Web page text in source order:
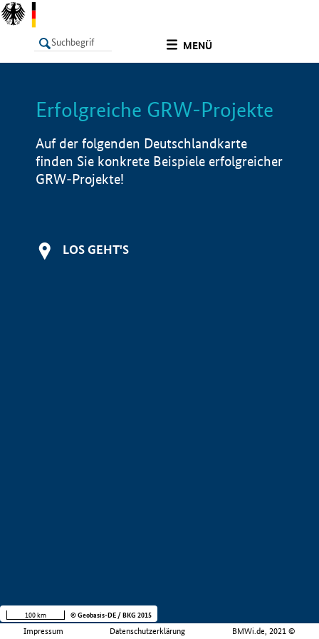
MENÜ
LISTE Info
Erfolgreiche GRW-Projekte
Auf der folgenden Deutschlandkarte
finden Sie konkrete Beispiele erfolgreicher
GRW-Projekte!
LOS GEHT'S
Impressum Datenschutzerklärung BMWi.de, 2021 ©
100 km © Geobasis-DE / BKG 2015